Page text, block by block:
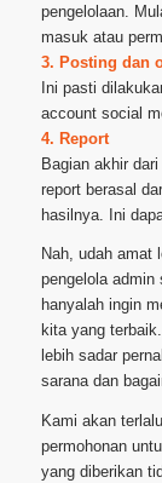
pengelolaan.
masuk atau
3. Posting dan
Ini pasti
account social
4. Report
Bagian akhir
report berasal
hasilnya. Ini
Nah, udah amat
pengelola
hanyalah ingin
kita yang
lebih sadar
sarana dan
Kami akan
permohonan
yang diberikan